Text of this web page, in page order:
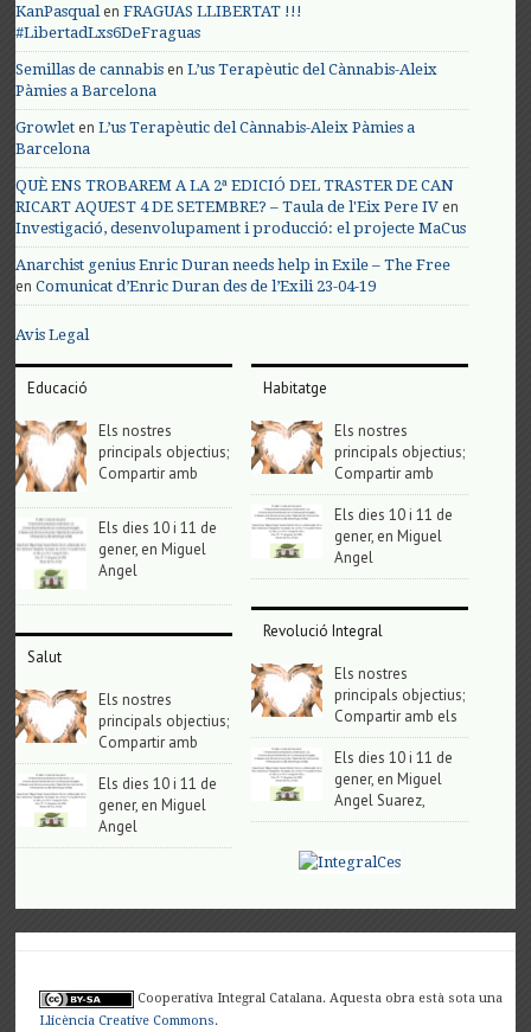
KanPasqualenFRAGUAS LLIBERTAT !!!
#LibertadLxs6DeFraguas
Semillas de cannabis enL’us Terapèutic del Cànnabis-Aleix
Pàmies a Barcelona
Growlet enL’us Terapèutic del Cànnabis-Aleix Pàmies a
Barcelona
QUÈ ENS TROBAREM A LA 2ª EDICIÓ DEL TRASTER DE CAN
RICART AQUEST 4 DE SETEMBRE? – Taula de l'Eix Pere IV en
Investigació, desenvolupament i producció: el projecte MaCus
Anarchist genius Enric Duran needs help in Exile – The Free
enComunicat d’Enric Duran des de l’Exili 23-04-19
Avis Legal
Educació
Els nostres
principals objectius;
Compartir amb
Els dies 10 i 11 de
gener, en Miguel
Angel
Salut
Els nostres
principals objectius;
Compartir amb
Els dies 10 i 11 de
gener, en Miguel
Angel
Habitatge
Els nostres
principals objectius;
Compartir amb
Els dies 10 i 11 de
gener, en Miguel
Angel
Revolució Integral
Els nostres
principals objectius;
Compartir amb els
Els dies 10 i 11 de
gener, en Miguel
Angel Suarez,
Cooperativa Integral Catalana. Aquesta obra està sota una
Llicència Creative Commons.